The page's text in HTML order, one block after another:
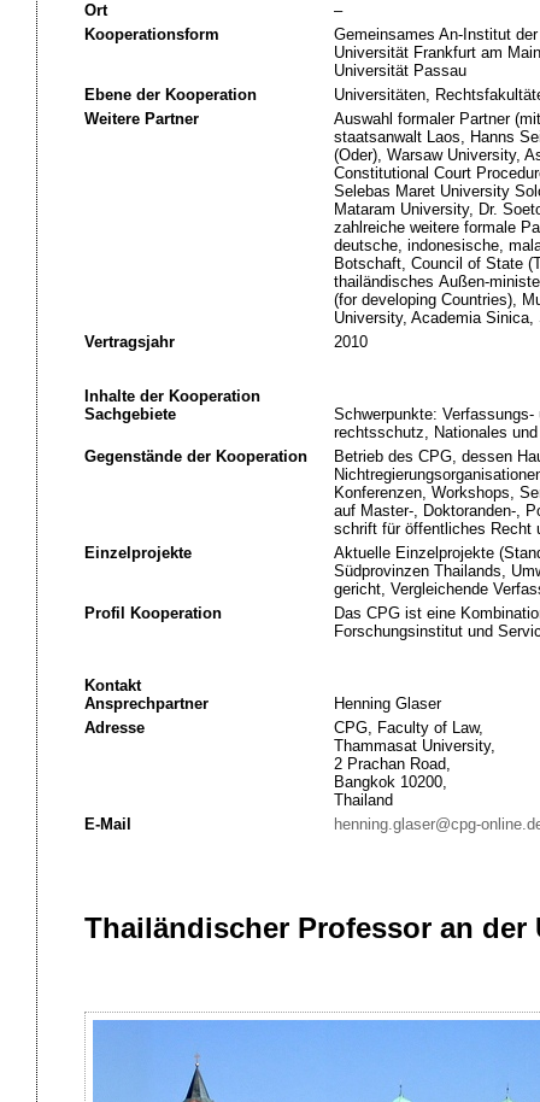
Ort
–
Kooperationsform
Gemeinsames An-Institut
Universität Frankfurt am
Universität Passau
Ebene der Kooperation
Universitäten,
Weitere Partner
Auswahl formaler Partner
staatsanwalt Laos, Hanns
(Oder), Warsaw University,
Constitutional Court
Selebas Maret University
Mataram University, Dr.
zahlreiche weitere formale
deutsche, indonesische,
Botschaft, Council of State
thailändisches Außen-
(for developing Countries),
University, Academia
Vertragsjahr
2010
Inhalte der Kooperation
Sachgebiete
Schwerpunkte:
rechtsschutz, Nationales
Gegenstände der Kooperation
Betrieb des CPG, dessen
Konferenzen, Workshops,
auf Master-, Doktoranden-,
schrift für öffentliches Recht
Einzelprojekte
Aktuelle Einzelprojekte
Südprovinzen Thailands,
gericht, Vergleichende
Profil Kooperation
Das CPG ist eine
Forschungsinstitut und
Kontakt
Ansprechpartner
Henning Glaser
Adresse
CPG, Faculty of Law,
Thammasat University,
2 Prachan Road,
Bangkok 10200,
Thailand
E-Mail
henning.glaser@cpg-
Thailändischer Professor an der